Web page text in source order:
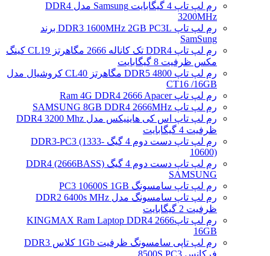
رم لپ تاپ 4 گیگابایت Samsung مدل DDR4
3200MHz
رم لپ تاپ DDR3 1600MHz 2GB PC3L برند
SamSung
رم لپ تاپ DDR4 تک کاناله 2666 مگاهرتز CL19 کینگ
مکس ظرفیت 8 گیگابایت
رم لپ تاپ DDR5 4800 مگاهرتز CL40 کروشیال مدل
CT16 /16GB
رم لپ تاپ Ram 4G DDR4 2666 Apacer
رم لپ تاپ SAMSUNG 8GB DDR4 2666MHz
رم لپ تاپ اس کی هاینیکس مدل DDR4 3200 Mhz
ظرفیت 4 گیگابایت
رم لپ تاپ دست دوم 4 گیگ DDR3-PC3 (1333-
10600)
رم لپ تاپ دست دوم 4 گیگ DDR4 (2666BASS)
SAMSUNG
رم لپ تاپ سامسونگ PC3 10600S 1GB
رم لپ تاپ سامسونگ مدل DDR2 6400s MHz
ظرفیت 2 گیگابایت
رم لپ تاپ2666 KINGMAX Ram Laptop DDR4
16GB
رم لپ تاپی سامسونگ ظرفیت 1Gb کلاس DDR3
فرکانس 8500S PC3